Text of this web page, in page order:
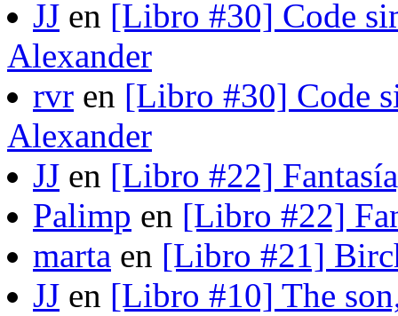
JJ en [Libro #30] Code
Alexander
rvr en [Libro #30] Code
Alexander
JJ en [Libro #22]
Palimp en [Libro #22]
marta en [Libro #21]
JJ en [Libro #10] The